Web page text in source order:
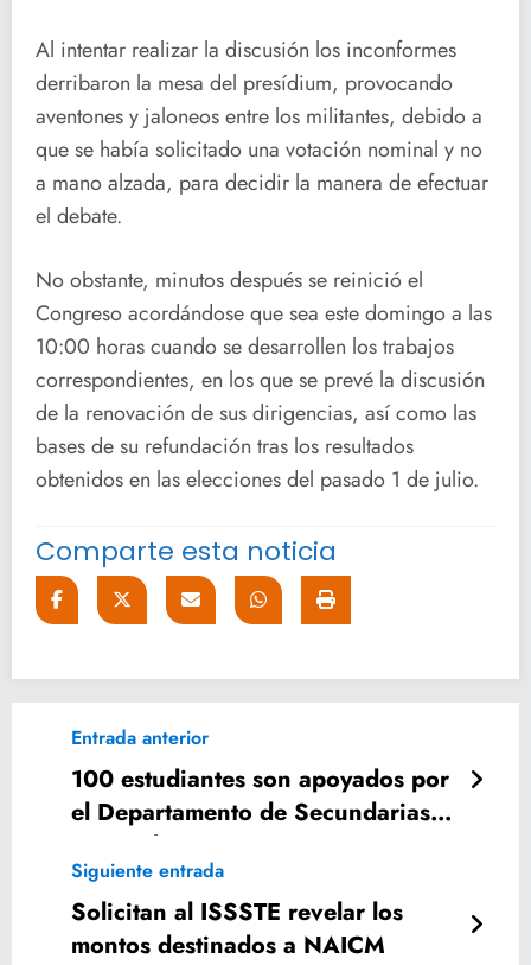
Al intentar realizar la discusión los inconformes
derribaron la mesa del presídium, provocando
aventones y jaloneos entre los militantes, debido a
que se había solicitado una votación nominal y no
a mano alzada, para decidir la manera de efectuar
el debate.
No obstante, minutos después se reinició el
Congreso acordándose que sea este domingo a las
10:00 horas cuando se desarrollen los trabajos
correspondientes, en los que se prevé la discusión
de la renovación de sus dirigencias, así como las
bases de su refundación tras los resultados
obtenidos en las elecciones del pasado 1 de julio.
Comparte esta noticia
Entrada anterior
100 estudiantes son apoyados por
el Departamento de Secundarias
Generales
Siguiente entrada
Solicitan al ISSSTE revelar los
montos destinados a NAICM